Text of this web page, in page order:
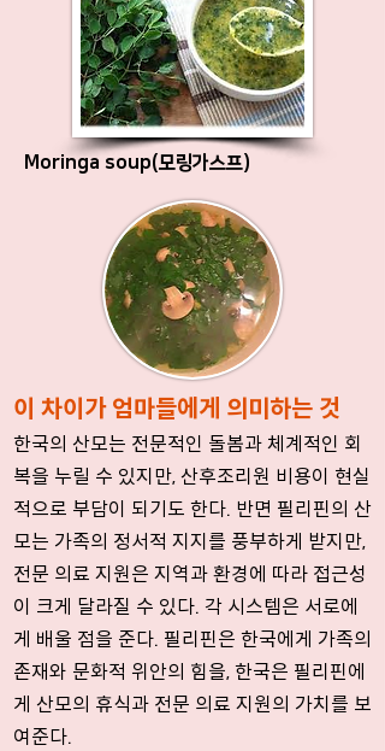
Moringa soup(모링가스프)
이 차이가 엄마들에게 의미하는 것
한국의 산모는 전문적인 돌봄과 체계적인 회
복을 누릴 수 있지만, 산후조리원 비용이 현실
적으로 부담이 되기도 한다. 반면 필리핀의 산
모는 가족의 정서적 지지를 풍부하게 받지만,
전문 의료 지원은 지역과 환경에 따라 접근성
이 크게 달라질 수 있다. 각 시스템은 서로에
게 배울 점을 준다. 필리핀은 한국에게 가족의
존재와 문화적 위안의 힘을, 한국은 필리핀에
게 산모의 휴식과 전문 의료 지원의 가치를 보
여준다.